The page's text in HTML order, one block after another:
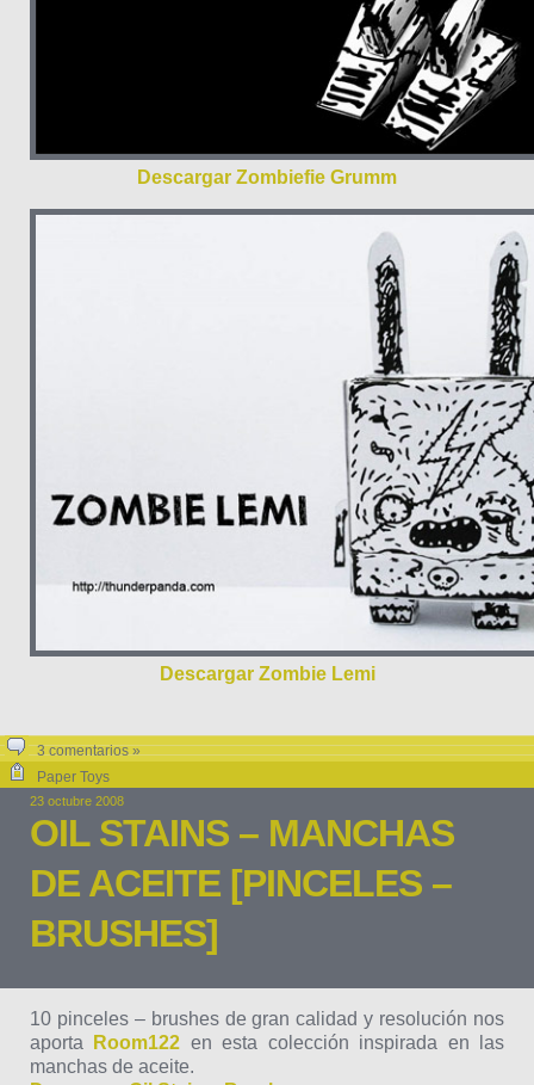
Descargar Zombiefie Grumm
Descargar Zombie Lemi
3 comentarios »
Paper Toys
23 octubre 2008
OIL STAINS – MANCHAS
DE ACEITE [PINCELES –
BRUSHES]
10 pinceles – brushes de gran calidad y resolución nos
aporta
Room122 en esta colección inspirada en las
manchas de aceite.